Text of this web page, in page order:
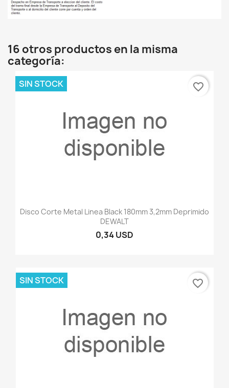
16 otros productos en la misma
categoría:
Disco Corte Metal Linea Black 180mm 3,2mm Deprimido
DEWALT
0,34 USD
SIN STOCK favorite_border
SIN STOCK favorite_border